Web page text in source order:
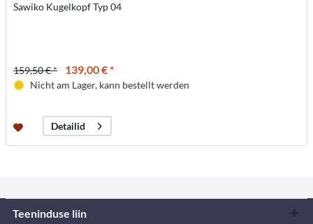
Sawiko Kugelkopf Typ 04
159,50 € * 139,00 € *
Nicht am Lager, kann bestellt werden
Detailid
Teeninduse liin